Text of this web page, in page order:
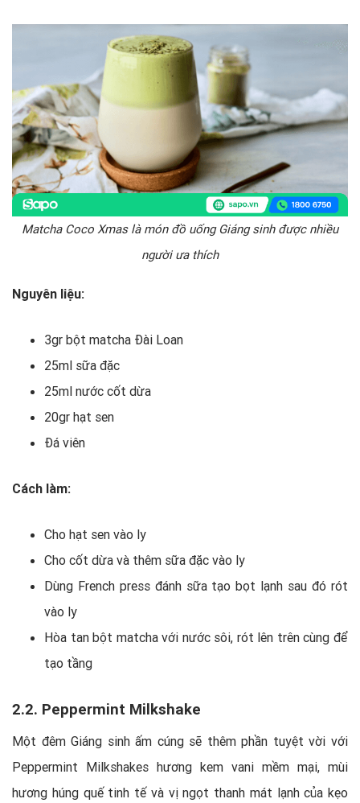
Matcha Coco Xmas là món đồ uống Giáng sinh được nhiều
người ưa thích
Nguyên liệu:
3gr bột matcha Đài Loan
25ml sữa đặc
25ml nước cốt dừa
20gr hạt sen
Đá viên
Cách làm:
Cho hạt sen vào ly
Cho cốt dừa và thêm sữa đặc vào ly
Dùng French press đánh sữa tạo bọt lạnh sau đó rót
vào ly
Hòa tan bột matcha với nước sôi, rót lên trên cùng để
tạo tầng
2.2. Peppermint Milkshake
Một đêm Giáng sinh ấm cúng sẽ thêm phần tuyệt vời với
Peppermint Milkshakes hương kem vani mềm mại, mùi
hương húng quế tinh tế và vị ngọt thanh mát lạnh của kẹo